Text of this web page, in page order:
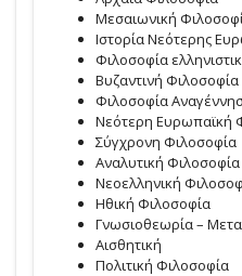
Μεσαιωνική
Ιστορία Νεότερης
Φιλοσοφία
Βυζαντινή Φιλοσοφία
Φιλοσοφία
Νεότερη Ευρωπαϊκή
Σύγχρονη Φιλοσοφία
Αναλυτική Φιλοσοφία
Νεοελληνική
Ηθική Φιλοσοφία
Γνωσιοθεωρία –
Αισθητική
Πολιτική Φιλοσοφία